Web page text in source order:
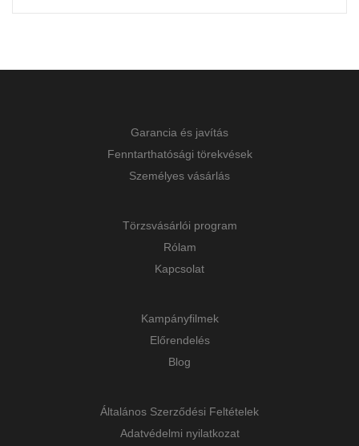
Garancia és javítás
Fenntarthatósági törekvések
Személyes vásárlás
Törzsvásárlói program
Rólam
Kapcsolat
Kampányfilmek
Előrendelés
Blog
Általános Szerződési Feltételek
Adatvédelmi nyilatkozat